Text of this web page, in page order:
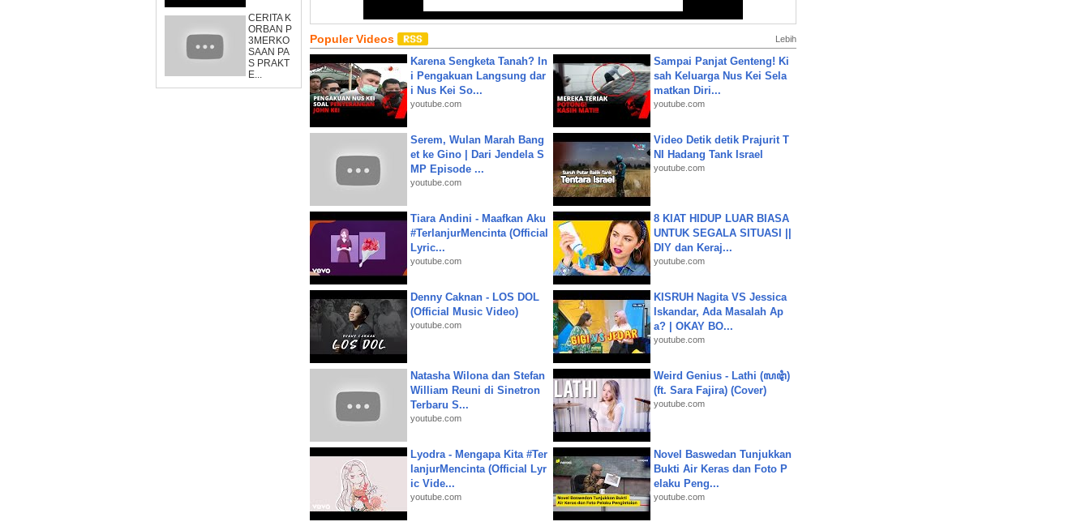
CERITA K
ORBAN P
3MERKO
SAAN PA
S PRAKT
E...
Populer Videos Lebih
Karena Sengketa Tanah? In
i Pengakuan Langsung dar
i Nus Kei So...
youtube.com
Sampai Panjat Genteng! Ki
sah Keluarga Nus Kei Sela
matkan Diri...
youtube.com
Serem, Wulan Marah Bang
et ke Gino | Dari Jendela S
MP Episode ...
youtube.com
Video Detik detik Prajurit T
NI Hadang Tank Israel
youtube.com
Tiara Andini - Maafkan Aku
#TerlanjurMencinta (Official
Lyric...
youtube.com
8 KIAT HIDUP LUAR BIASA
UNTUK SEGALA SITUASI ||
DIY dan Keraj...
youtube.com
Denny Caknan - LOS DOL
(Official Music Video)
youtube.com
KISRUH Nagita VS Jessica
Iskandar, Ada Masalah Ap
a? | OKAY BO...
youtube.com
Natasha Wilona dan Stefan
William Reuni di Sinetron
Terbaru S...
youtube.com
Weird Genius - Lathi (ꦭꦛꦶ)
(ft. Sara Fajira) (Cover)
youtube.com
Lyodra - Mengapa Kita #Ter
lanjurMencinta (Official Lyr
ic Vide...
youtube.com
Novel Baswedan Tunjukkan
Bukti Air Keras dan Foto P
elaku Peng...
youtube.com